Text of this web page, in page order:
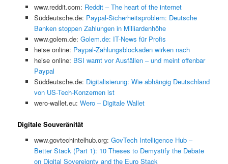
www.reddit.com: Reddit – The heart of the internet
Süddeutsche.de: Paypal-Sicherheitsproblem: Deutsche
Banken stoppen Zahlungen in Milliardenhöhe
www.golem.de: Golem.de: IT-News für Profis
heise online: Paypal-Zahlungsblockaden wirken nach
heise online: BSI warnt vor Ausfällen – und meint offenbar
Paypal
Süddeutsche.de: Digitalisierung: Wie abhängig Deutschland
von US-Tech-Konzernen ist
wero-wallet.eu: Wero – Digitale Wallet
Digitale Souveränität
www.govtechintelhub.org: GovTech Intelligence Hub –
Better Stack (Part 1): 10 Theses to Demystify the Debate
on Digital Sovereignty and the Euro Stack